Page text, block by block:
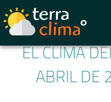
EL CLIMA
ABRIL DE